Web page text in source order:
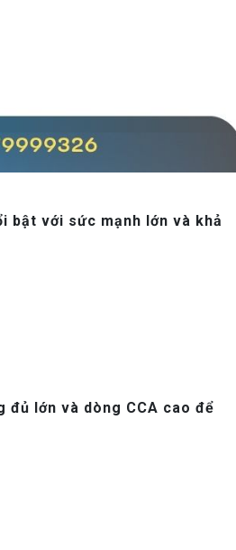
bật với sức mạnh lớn và khả
đủ lớn và dòng CCA cao để